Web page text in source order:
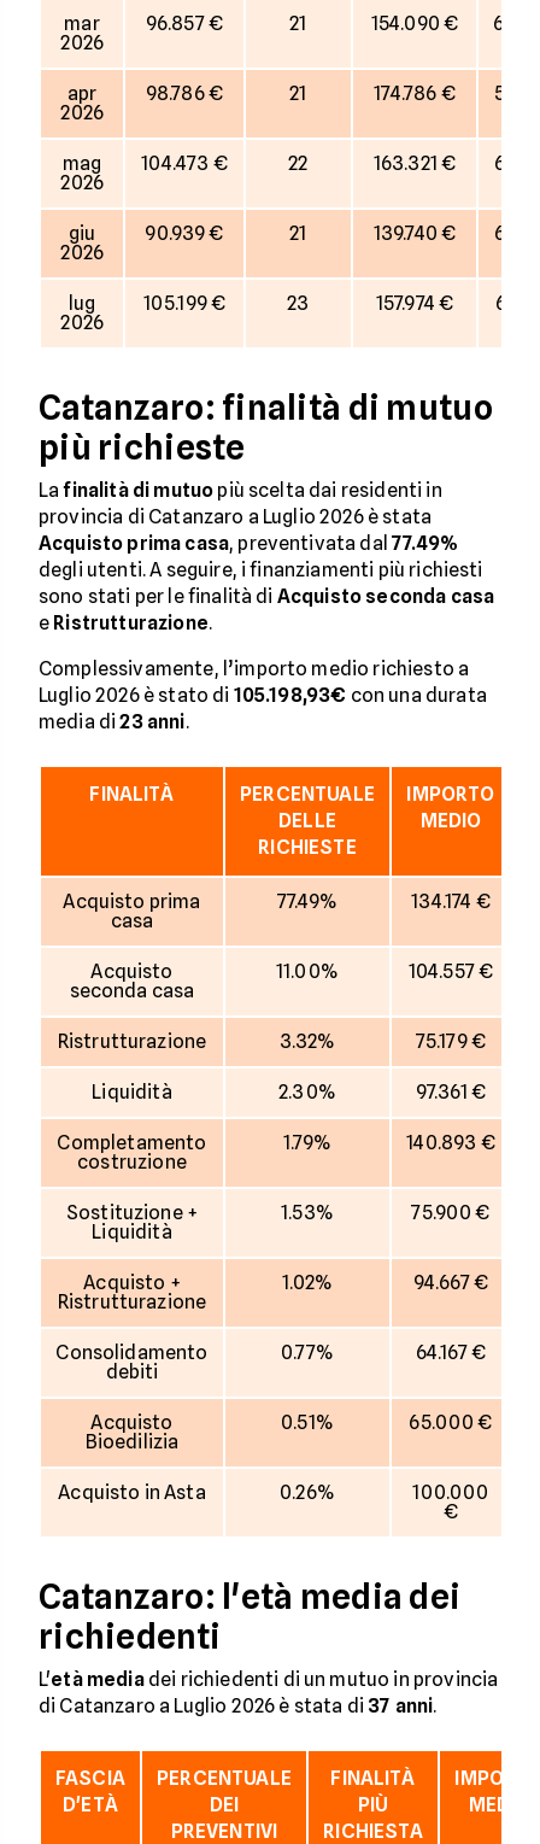
mar
2026
96.857 € 21 154.090 € 63%
apr
2026
98.786 € 21 174.786 € 57%
mag
2026
104.473 € 22 163.321 € 64%
giu
2026
90.939 € 21 139.740 € 65%
lug
2026
105.199 € 23 157.974 € 67%
Catanzaro: finalità di mutuo
più richieste
Lafinalità di mutuo più scelta dai residenti in
provincia di Catanzaro a Luglio 2026 è stata
Acquisto prima casa, preventivata dal77.49%
degli utenti. A seguire, i finanziamenti più richiesti
sono stati per le finalità di Acquisto seconda casa
e Ristrutturazione.
Complessivamente, l’importo medio richiesto a
Luglio 2026 è stato di 105.198,93€ con una durata
media di23 anni.
FINALITÀ
PERCENTUALE
DELLE
RICHIESTE
IMPORTO
MEDIO
Acquisto prima
casa
77.49% 134.174 €
Acquisto
seconda casa
11.00% 104.557 €
Ristrutturazione 3.32% 75.179 €
Liquidità 2.30% 97.361 €
Completamento
costruzione
1.79% 140.893 €
Sostituzione +
Liquidità
1.53% 75.900 €
Acquisto +
Ristrutturazione
1.02% 94.667 €
Consolidamento
debiti
0.77% 64.167 €
Acquisto
Bioedilizia
0.51% 65.000 €
Acquisto in Asta 0.26%
100.000
€
Catanzaro: l'età media dei
richiedenti
L'età mediadei richiedenti di un mutuo in provincia
di Catanzaro a Luglio 2026 è stata di 37 anni.
FASCIA
D'ETÀ
PERCENTUALE
DEI
PREVENTIVI
FINALITÀ
PIÙ
RICHIESTA
MEDIO